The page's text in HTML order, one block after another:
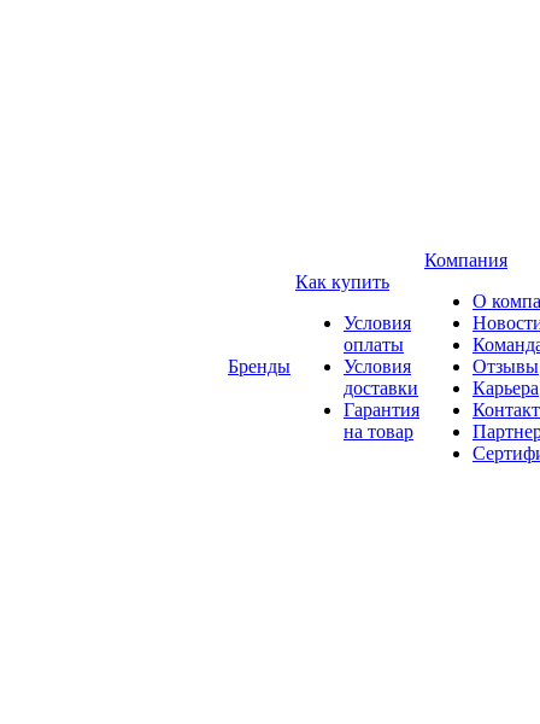
Бренды
Как купить
Условия
оплаты
Условия
доставки
Гарантия
на товар
Компания
О
Отзывы
Карьера